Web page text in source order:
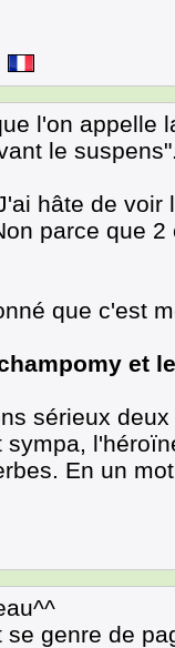
l'on appelle
le
hâte de
parce que
que c'est
et
sérieux
sympa,
En un
genre de